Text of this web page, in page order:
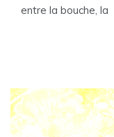
entre la bouche, la